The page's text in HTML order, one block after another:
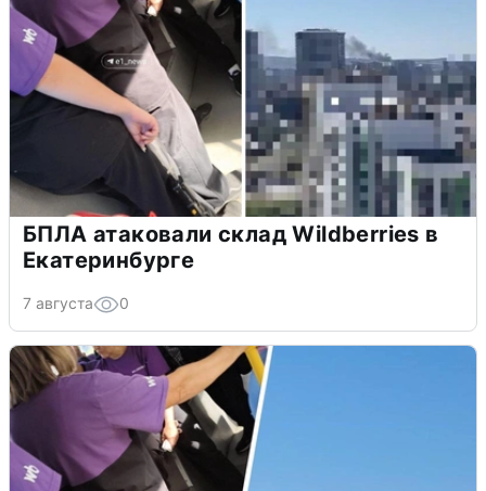
БПЛА атаковали склад Wildberries в
Екатеринбурге
7 августа 0